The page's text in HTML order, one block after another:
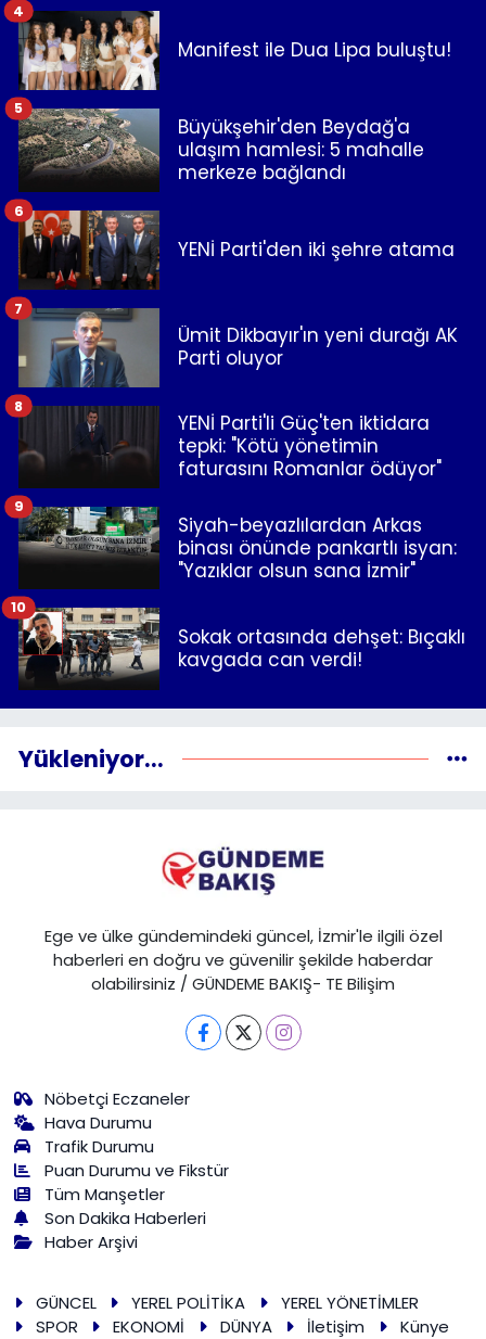
Manifest ile Dua Lipa buluştu!
4
Büyükşehir'den Beydağ'a
ulaşım hamlesi: 5 mahalle
merkeze bağlandı
5
YENİ Parti'den iki şehre atama
6
Ümit Dikbayır'ın yeni durağı AK
Parti oluyor
7
YENİ Parti'li Güç'ten iktidara
tepki: "Kötü yönetimin
faturasını Romanlar ödüyor"
8
Siyah-beyazlılardan Arkas
binası önünde pankartlı isyan:
"Yazıklar olsun sana İzmir"
9
Sokak ortasında dehşet: Bıçaklı
kavgada can verdi!
10
Yükleniyor...
Ege ve ülke gündemindeki güncel, İzmir'le ilgili özel
haberleri en doğru ve güvenilir şekilde haberdar
olabilirsiniz / GÜNDEME BAKIŞ- TE Bilişim
Nöbetçi Eczaneler
Hava Durumu
Trafik Durumu
Puan Durumu ve Fikstür
Tüm Manşetler
Son Dakika Haberleri
Haber Arşivi
GÜNCEL YEREL POLİTİKA
YEREL YÖNETİMLER
SPOR
EKONOMİ DÜNYA İletişim
Künye